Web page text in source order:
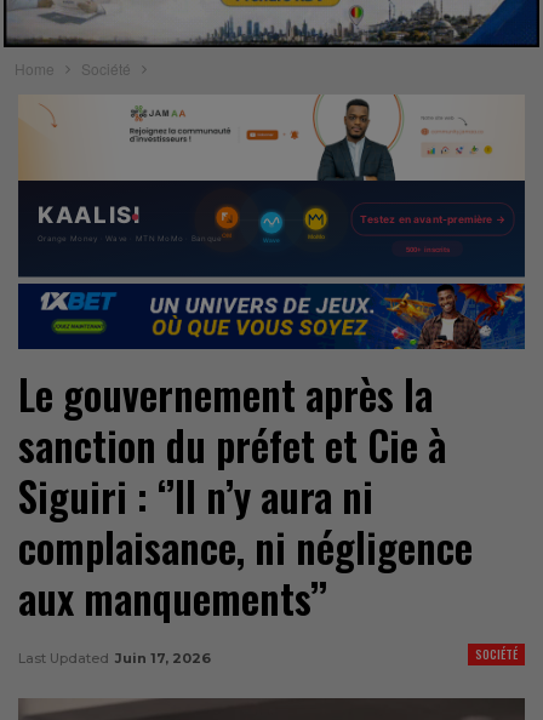
Home Société
Le gouvernement après la
sanction du préfet et Cie à
Siguiri : ‘’Il n’y aura ni
complaisance, ni négligence
aux manquements’’
SOCIÉTÉ
Last Updated Juin 17, 2026